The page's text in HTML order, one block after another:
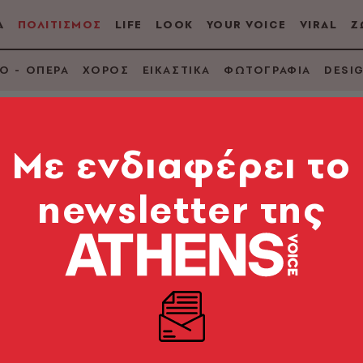
ΠΟΛΙΤΙΣΜΟΣ LIFE LOOK YOUR VOICE VIRAL
- ΟΠΕΡΑ ΧΟΡΟΣ ΕΙΚΑΣΤΙΚΑ ΦΩΤΟΓΡΑΦΙΑ
πωλήθηκε για
του
του που έχει πωληθεί ποτέ δημόσια
Mε ενδιαφέρει το
newsletter της